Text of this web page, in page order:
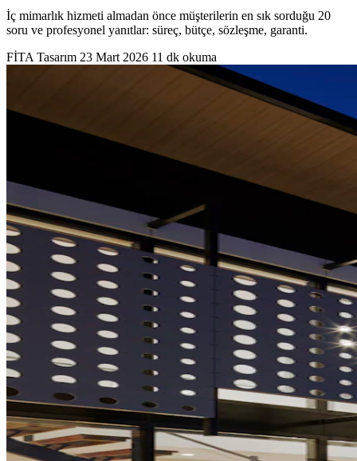
İç mimarlık hizmeti almadan önce müşterilerin en sık sorduğu 20
soru ve profesyonel yanıtlar: süreç, bütçe, sözleşme, garanti.
FİTA Tasarım 23 Mart 2026 11 dk okuma